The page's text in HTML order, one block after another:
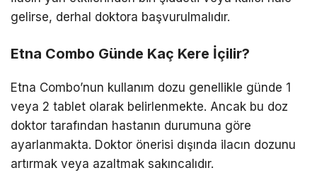
gelirse, derhal doktora başvurulmalıdır.
Etna Combo Günde Kaç Kere İçilir?
Etna Combo’nun kullanım dozu genellikle günde 1
veya 2 tablet olarak belirlenmekte. Ancak bu doz
doktor tarafından hastanın durumuna göre
ayarlanmakta. Doktor önerisi dışında ilacın dozunu
artırmak veya azaltmak sakıncalıdır.